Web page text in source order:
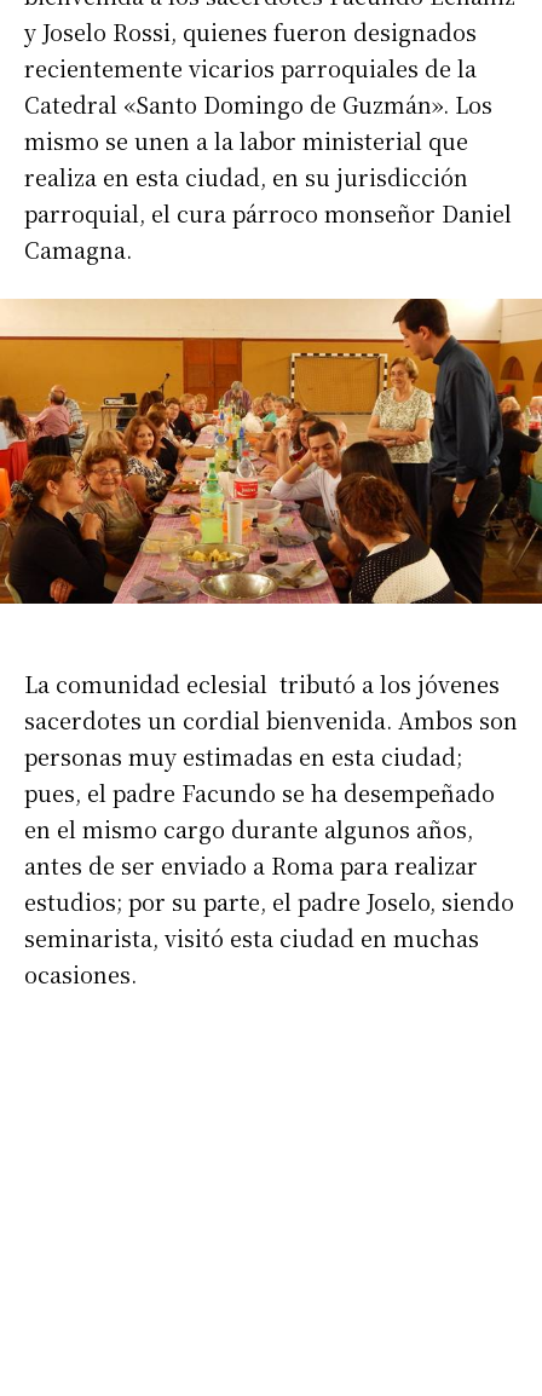
y Joselo Rossi, quienes fueron designados
recientemente vicarios parroquiales de la
Catedral «Santo Domingo de Guzmán». Los
mismo se unen a la labor ministerial que
realiza en esta ciudad, en su jurisdicción
parroquial, el cura párroco monseñor Daniel
Camagna.
La comunidad eclesial tributó a los jóvenes
sacerdotes un cordial bienvenida. Ambos son
personas muy estimadas en esta ciudad;
pues, el padre Facundo se ha desempeñado
en el mismo cargo durante algunos años,
antes de ser enviado a Roma para realizar
estudios; por su parte, el padre Joselo, siendo
seminarista, visitó esta ciudad en muchas
ocasiones.